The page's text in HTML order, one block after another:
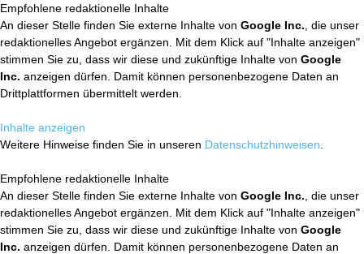
Empfohlene redaktionelle Inhalte
An dieser Stelle finden Sie externe Inhalte von Google Inc. , die unser
redaktionelles Angebot ergänzen. Mit dem Klick auf "Inhalte anzeigen"
stimmen Sie zu, dass wir diese und zukünftige Inhalte von Google
Inc. anzeigen dürfen. Damit können personenbezogene Daten an
Drittplattformen übermittelt werden.
Inhalte anzeigen
Weitere Hinweise finden Sie in unseren Datenschutzhinweisen
Empfohlene redaktionelle Inhalte
An dieser Stelle finden Sie externe Inhalte von Google Inc. , die unser
redaktionelles Angebot ergänzen. Mit dem Klick auf "Inhalte anzeigen"
stimmen Sie zu, dass wir diese und zukünftige Inhalte von Google
Inc. anzeigen dürfen. Damit können personenbezogene Daten an